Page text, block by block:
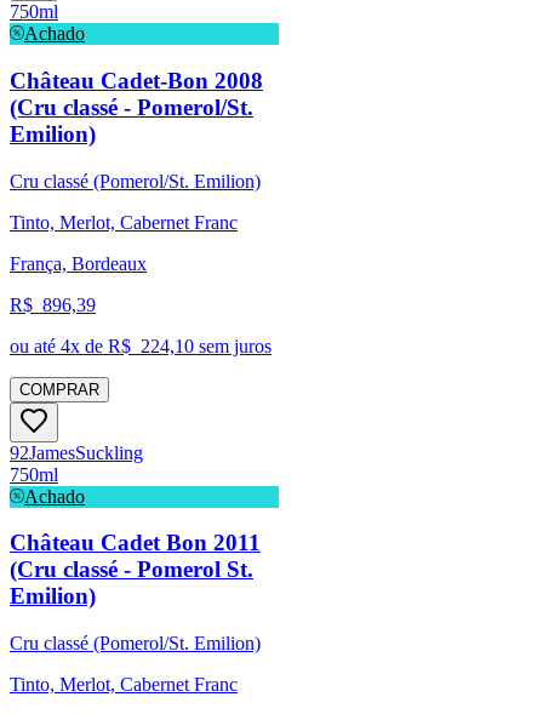
750ml
Achado
Château Cadet-Bon 2008
(Cru classé - Pomerol/St.
Emilion)
Cru classé (Pomerol/St. Emilion)
Tinto, Merlot, Cabernet Franc
França, Bordeaux
R$ 896,39
ou até 4x de R$ 224,10 sem juros
COMPRAR
92JamesSuckling
750ml
Achado
Château Cadet Bon 2011
(Cru classé - Pomerol St.
Emilion)
Cru classé (Pomerol/St. Emilion)
Tinto, Merlot, Cabernet Franc